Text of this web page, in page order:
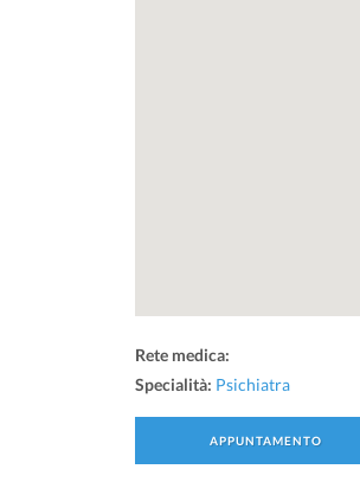
Rete medica:
Specialità: Psichiatra
APPUNTAMENTO